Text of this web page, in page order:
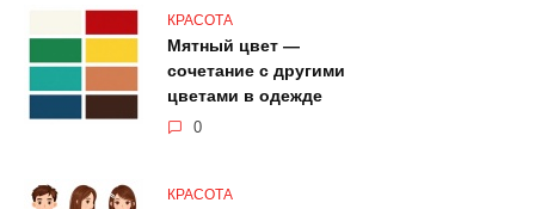
КРАСОТА
Мятный цвет —
сочетание с другими
цветами в одежде
0
КРАСОТА